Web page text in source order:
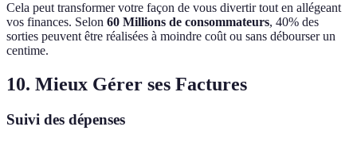
Cela peut transformer votre façon de vous divertir tout en allégeant
vos finances. Selon 60 Millions de consommateurs, 40% des
sorties peuvent être réalisées à moindre coût ou sans débourser un
centime.
10. Mieux Gérer ses Factures
Suivi des dépenses